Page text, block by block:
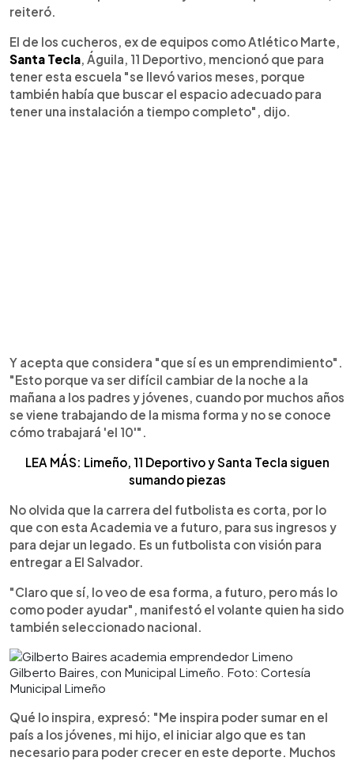
reiteró.
El de los cucheros, ex de equipos como Atlético Marte,
Santa Tecla, Águila, 11 Deportivo, mencionó que para
tener esta escuela "se llevó varios meses, porque
también había que buscar el espacio adecuado para
tener una instalación a tiempo completo", dijo.
Y acepta que considera "que sí es un emprendimiento".
"Esto porque va ser difícil cambiar de la noche a la
mañana a los padres y jóvenes, cuando por muchos años
se viene trabajando de la misma forma y no se conoce
cómo trabajará 'el 10'".
LEA MÁS: Limeño, 11 Deportivo y Santa Tecla siguen
sumando piezas
No olvida que la carrera del futbolista es corta, por lo
que con esta Academia ve a futuro, para sus ingresos y
para dejar un legado. Es un futbolista con visión para
entregar a El Salvador.
"Claro que sí, lo veo de esa forma, a futuro, pero más lo
como poder ayudar", manifestó el volante quien ha sido
también seleccionado nacional.
Gilberto Baires, con Municipal Limeño. Foto: Cortesía
Municipal Limeño
Qué lo inspira, expresó: "Me inspira poder sumar en el
país a los jóvenes, mi hijo, el iniciar algo que es tan
necesario para poder crecer en este deporte. Muchos